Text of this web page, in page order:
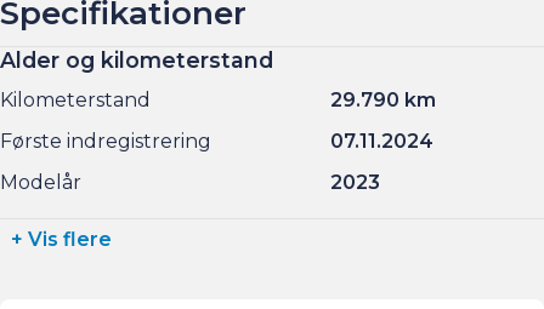
Specifikationer
Alder og kilometerstand
Kilometerstand
29.790 km
Første indregistrering
07.11.2024
Modelår
2023
+ Vis flere